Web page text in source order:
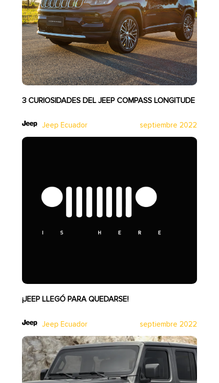
3 CURIOSIDADES DEL JEEP COMPASS LONGITUDE
Jeep Ecuador septiembre 2022
¡JEEP LLEGÓ PARA QUEDARSE!
Jeep Ecuador septiembre 2022